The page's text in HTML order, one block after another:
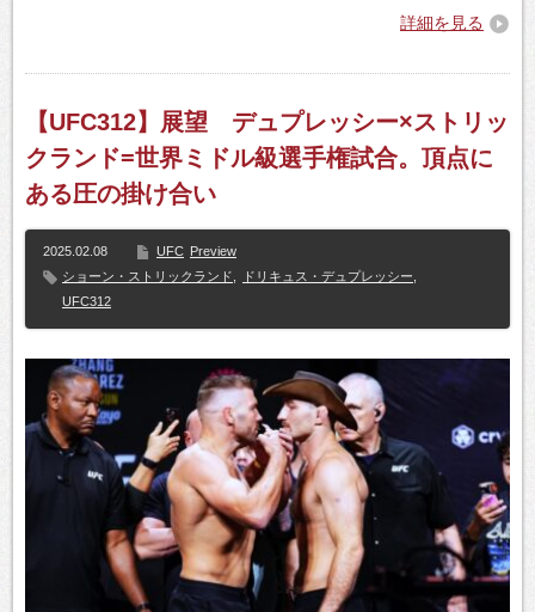
詳細を見る
【UFC312】展望 デュプレッシー×ストリッ
クランド=世界ミドル級選手権試合。頂点に
ある圧の掛け合い
2025.02.08 UFC Preview
ショーン・ストリックランド
ドリキュス・デュプレッシー
UFC312